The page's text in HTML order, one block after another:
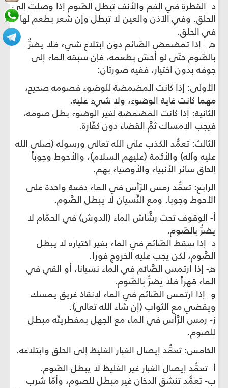
د- القطرة في الفم والأنف تبطل الصَّوم إذا وصلت إلى
الحلق. وفي الأذن والعين لا تبطل وإن شعر بطعم لها
في الحلق.
ه - إذا تمضمض الصَّائم دون ابتلاع شي‏ء فلا يضرُّ
بالصَّوم حتّى لو أحسّ بطعمه، فإن سبقه الماء إلى
جوفه بدون اختيار، ففيه صورتان:
الأولى: إذا كانت المضمضة للوضوء فصومه صحيح،
مهما كانت غاية الوضوء، ولا شي‏ء عليه.
الثانية: إذا كانت المضمضة لغير الوضوء بطل صومه،
فيجب الإمساك ثمَّ القضاء دون كفّارة.
الثالث: تعمُّد الكذب على الله تعالى ورسوله (صلى الله
عليه وآله) والأئمة (عليهم السلام)، والأحوط وجوباً
إلحاق سائر الأنبياء والأوصياء بهم.
الرابع: تعمُّد رمس الرَّأس في الماء دفعة واحدة على
الأحوط وجوباً. ومع النِّسيان لا يبطل الصَّوم.
أ- الوقوف تحت رشَّاش الماء (الدوش) في الحمّام لا
يضرُّ بالصَّوم.
د- إذا سقط الصَّائم في الماء بغير اختياره لا يبطل
الصَّوم، لكن يجب عليه الخروج فوراً.
ه- إذا ارتمس الصَّائم في الماء نسياناً، أو القي في
الماء قهراً فلا يضرُّ بالصَّوم.
و- إذا ارتمس الصَّائم في الماء لإنقاذ غريق يمسك
ويقضي مع الثواب (إن شاء الله تعالى).
ز- رمس الرَّأس في الماء مع الجهل بمفطريتّه مبطل
للصوم.
الخامس: تعمُّد إيصال الغبار الغليظ إلى الحلق وابتلاعه.
أ- تعمُّد إيصال الغبار غير الغليظ لا يبطل الصَّوم.
ب- تعمُّد تنشق الدخان غير مبطل للصوم، وأمّا شرب